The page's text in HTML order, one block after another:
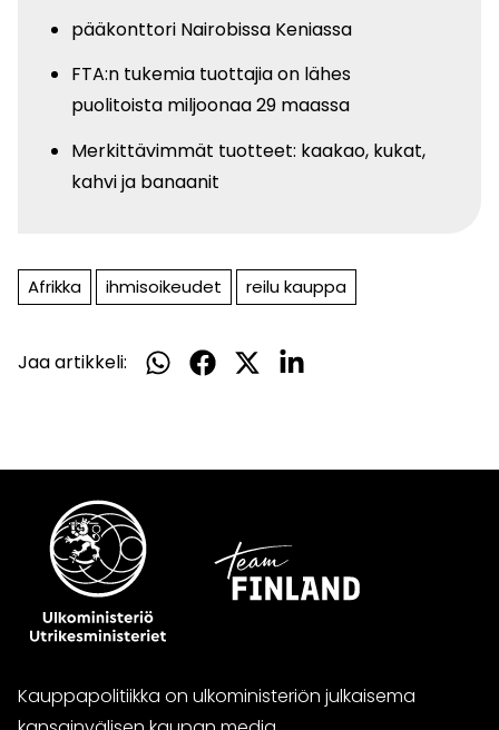
pääkonttori Nairobissa Keniassa
FTA:n tukemia tuottajia on lähes
puolitoista miljoonaa 29 maassa
Merkittävimmät tuotteet: kaakao, kukat,
kahvi ja banaanit
Afrikka ihmisoikeudet reilu kauppa
Jaa artikkeli:
Jaa
Jaa
Jaa
Jaa
Kauppapolitiikka on ulkoministeriön julkaisema